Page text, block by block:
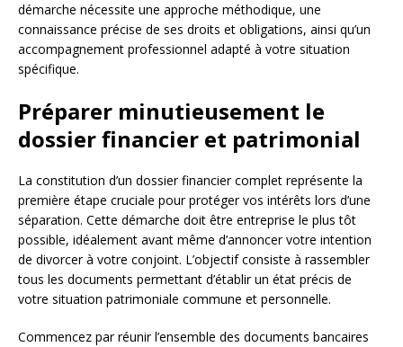
démarche nécessite une approche méthodique, une
connaissance précise de ses droits et obligations, ainsi qu’un
accompagnement professionnel adapté à votre situation
spécifique.
Préparer minutieusement le
dossier financier et patrimonial
La constitution d’un dossier financier complet représente la
première étape cruciale pour protéger vos intérêts lors d’une
séparation. Cette démarche doit être entreprise le plus tôt
possible, idéalement avant même d’annoncer votre intention
de divorcer à votre conjoint. L’objectif consiste à rassembler
tous les documents permettant d’établir un état précis de
votre situation patrimoniale commune et personnelle.
Commencez par réunir l’ensemble des documents bancaires